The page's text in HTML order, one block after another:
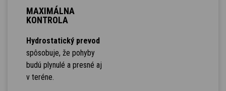
MAXIMÁLNA
KONTROLA
Hydrostatický prevod
spôsobuje, že pohyby
budú plynulé a presné aj
v teréne.